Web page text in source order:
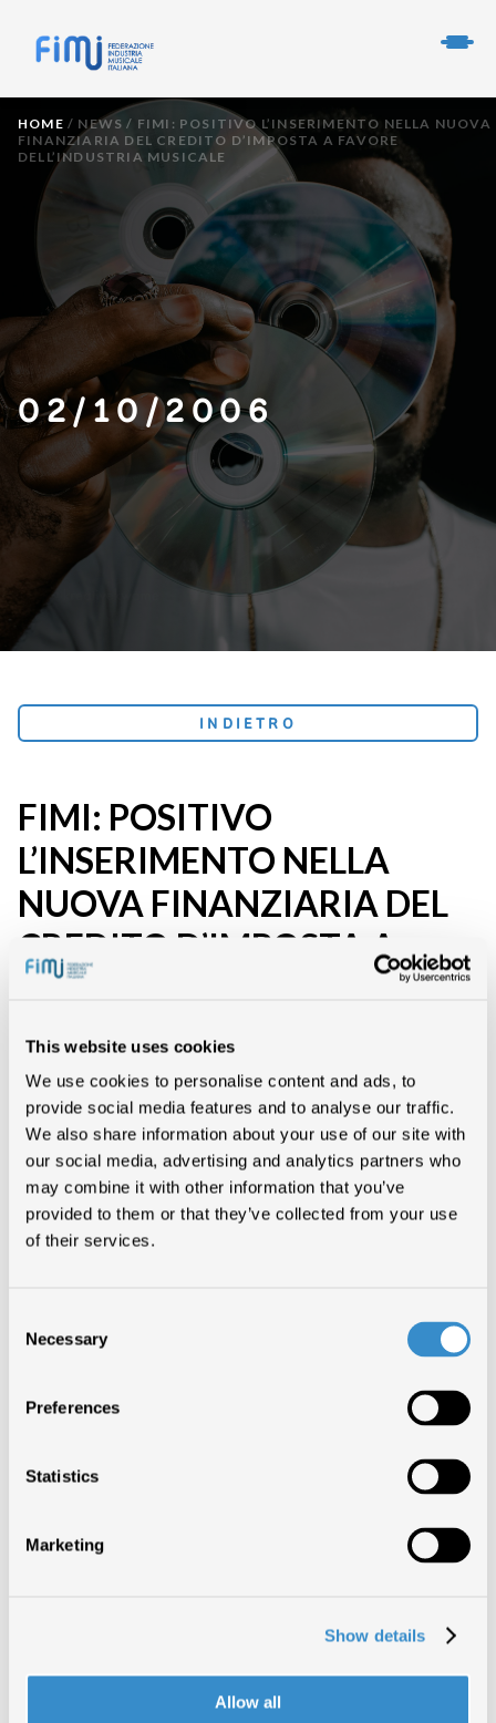
This website uses cookies
We use cookies to personalise content and ads, to
provide social media features and to analyse our traffic.
We also share information about your use of our site with
our social media, advertising and analytics partners who
may combine it with other information that you’ve
provided to them or that they’ve collected from your use
of their services.
Selection
Necessary
Preferences
Statistics
Marketing
Show details
Allow all
HOME / NEWS / FIMI: POSITIVO L’INSERIMENTO NELLA NUOVA
FINANZIARIA DEL CREDITO D’IMPOSTA A FAVORE
DELL’INDUSTRIA MUSICALE
02/10/2006
INDIETRO
FIMI: POSITIVO
L’INSERIMENTO NELLA
NUOVA FINANZIARIA DEL
CREDITO D’IMPOSTA A
FAVORE DELL’INDUSTRIA
MUSICALE
NOTIZIE DI SETTORE
Primo importante passo per rilanciare il settore
di digitalizzazione e di promozione di registrazioni fonografiche o
videoclip musicali per le opere prime o seconde di artisti emergenti.
Secondo il Presidente di Fimi – Enzo Mazza – “sono state recepite
piccole e medie imprese, proposte che potrebbero generare quel
giusto volano per far riprendere il mercato discografico italiano”.
Sempre secondo Mazza, resta tuttavia una generale preoccupazione sul
all’Inps, che colpirebbe proprio le piccole e medie aziende e la
possibilità data ad un uso esteso di addizionali locali all’IRAP.
INDIETRO